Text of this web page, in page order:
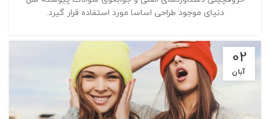
دنیای موجود طراحی اساسا مورد استفاده قرار گیرد.
02
آبان